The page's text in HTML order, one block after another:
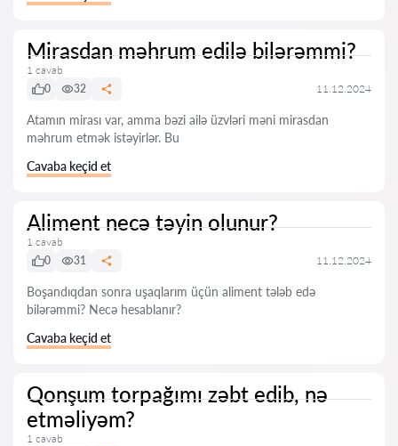
Mirasdan məhrum edilə bilərəmmi?
1 cavab
0
32 11.12.2024
Atamın mirası var, amma bəzi ailə üzvləri məni mirasdan
məhrum etmək istəyirlər. Bu
Cavaba keçid et
Aliment necə təyin olunur?
1 cavab
0
31 11.12.2024
Boşandıqdan sonra uşaqlarım üçün aliment tələb edə
bilərəmmi? Necə hesablanır?
Cavaba keçid et
Qonşum torpağımı zəbt edib, nə
etməliyəm?
1 cavab